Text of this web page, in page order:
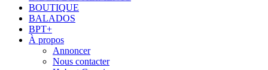
BOUTIQUE
BALADOS
BPT+
À propos
Annoncer
Nous contacter